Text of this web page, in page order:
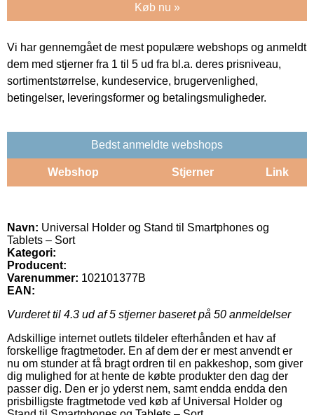
Køb nu »
Vi har gennemgået de mest populære webshops og anmeldt
dem med stjerner fra 1 til 5 ud fra bl.a. deres prisniveau,
sortimentstørrelse, kundeservice, brugervenlighed,
betingelser, leveringsformer og betalingsmuligheder.
Bedst anmeldte webshops
Webshop Stjerner Link
Navn: Universal Holder og Stand til Smartphones og
Tablets – Sort
Kategori:
Producent:
Varenummer: 102101377B
EAN:
Vurderet til 4.3 ud af 5 stjerner baseret på 50 anmeldelser
Adskillige internet outlets tildeler efterhånden et hav af
forskellige fragtmetoder. En af dem der er mest anvendt er
nu om stunder at få bragt ordren til en pakkeshop, som giver
dig mulighed for at hente de købte produkter den dag der
passer dig. Den er jo yderst nem, samt endda endda den
prisbilligste fragtmetode ved køb af Universal Holder og